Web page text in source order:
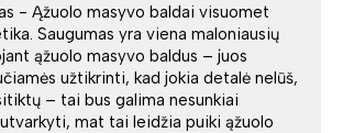
- Ąžuolo masyvo baldai visuomet
Saugumas yra viena maloniausių
ąžuolo masyvo baldus – juos
užtikrinti, kad jokia detalė nelūš,
– tai bus galima nesunkiai
mat tai leidžia puiki ąžuolo